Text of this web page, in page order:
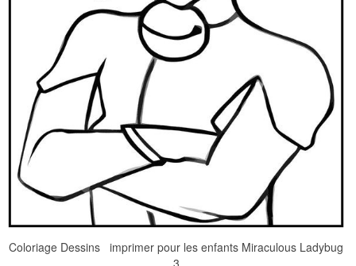
Coloriage Dessins imprimer pour les enfants Miraculous Ladybug
3